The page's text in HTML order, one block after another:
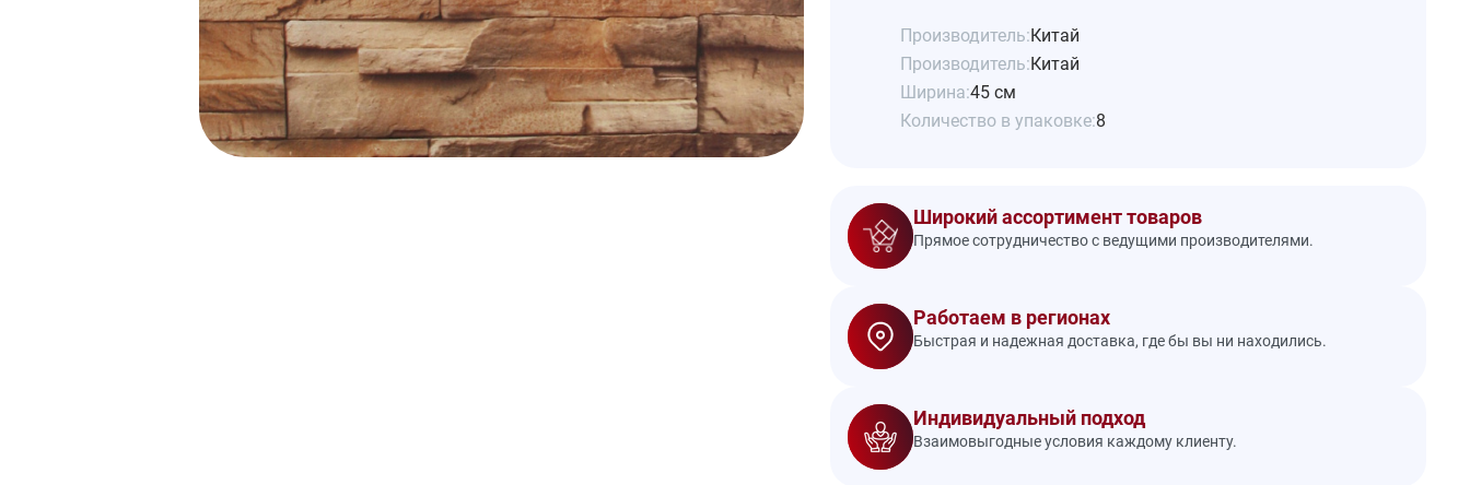
Производитель:Китай
Производитель:Китай
Ширина:45 см
Количество в упаковке:8
Широкий ассортимент товаров
Прямое сотрудничество с ведущими производителями.
Работаем в регионах
Быстрая и надежная доставка, где бы вы ни находились.
Индивидуальный подход
Взаимовыгодные условия каждому клиенту.